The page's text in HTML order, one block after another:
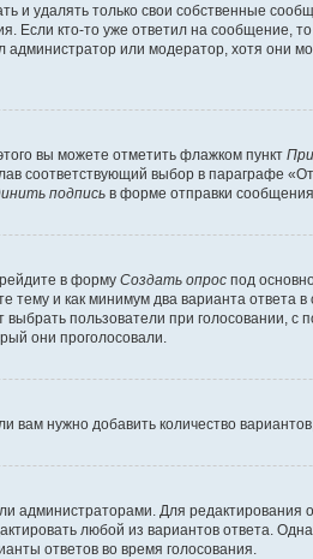
удалять только свои собственные
Если кто-то уже ответил на сообщение,
или модератор, хотя они
вы можете отметить флажком пункт
соответствующий выбор в параграфе
подпись в форме отправки сообщения.
в форму Создать опрос под
и как минимум два варианта ответа
выбрать пользователи при
они проголосовали.
вам нужно добавить количество
администраторами. Для
любой из вариантов ответа.
ответов во время голосования.